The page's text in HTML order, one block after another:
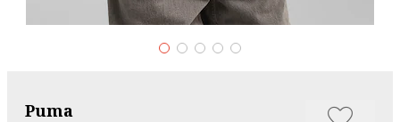
Puma